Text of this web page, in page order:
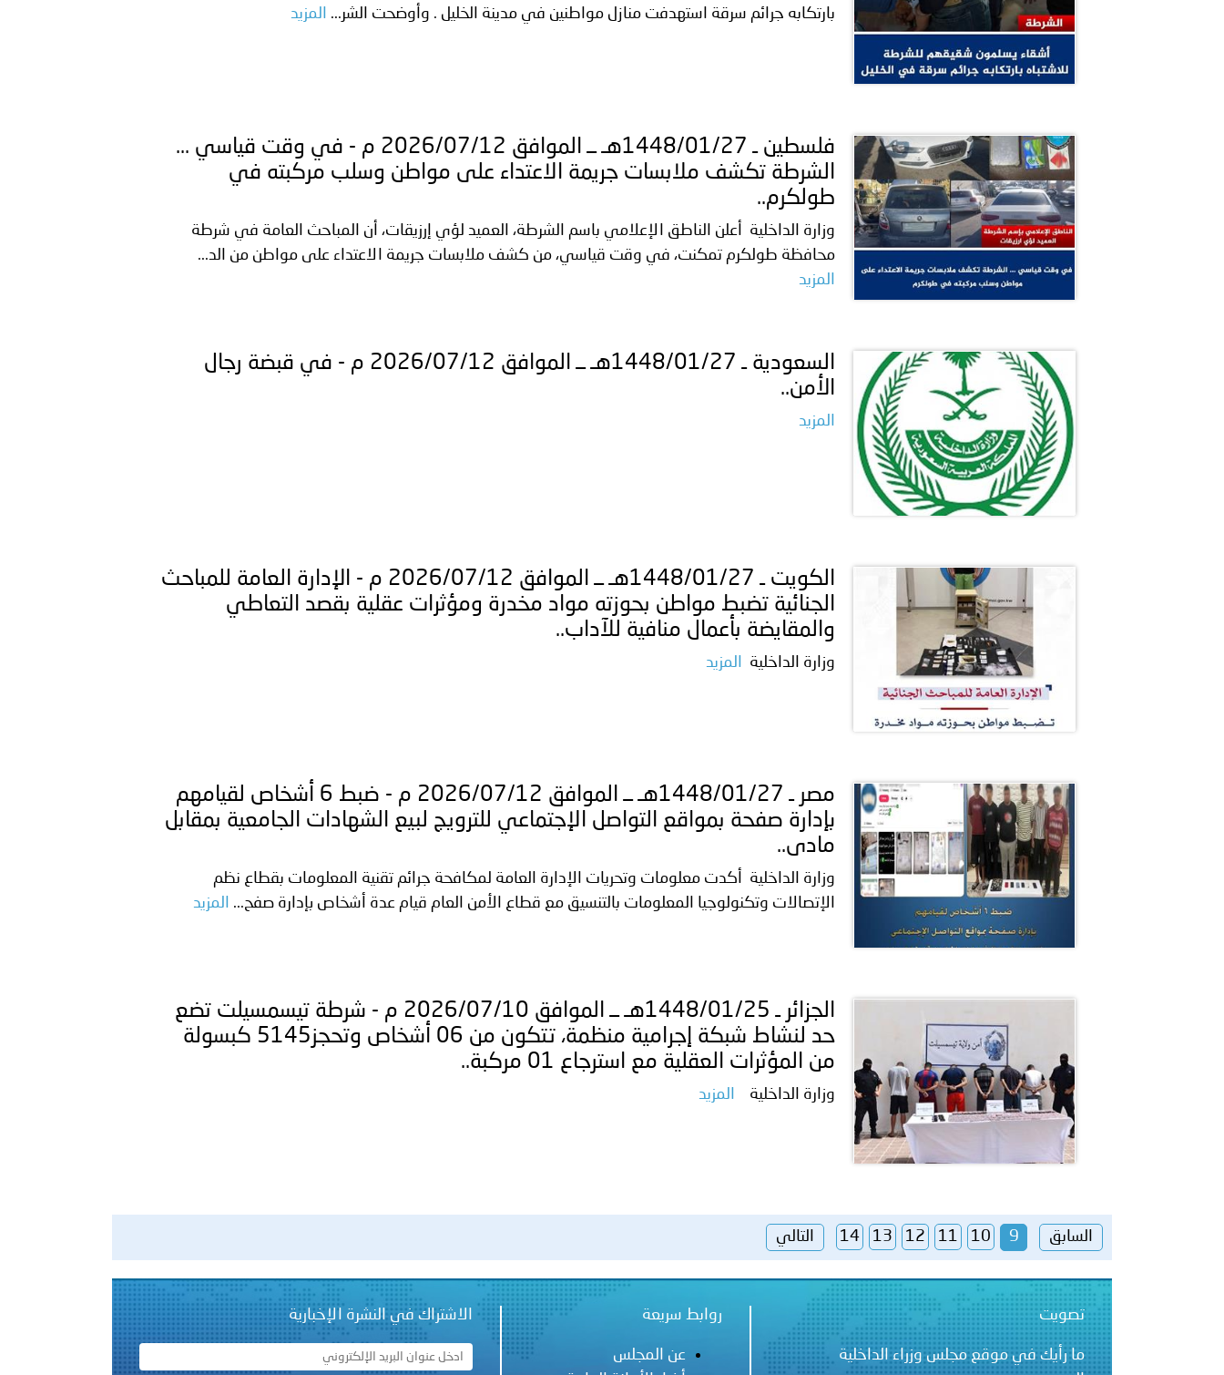
بارتكابه جرائم سرقة استهدفت منازل مواطنين في مدينة الخليل . وأوضحت الشر...
المزيد
فلسطين ـ 1448/01/27هـ ــ الموافق 2026/07/12 م - في وقت قياسي ...
الشرطة تكشف ملابسات جريمة الاعتداء على مواطن وسلب مركبته في
طولكرم..
وزارة الداخلية أعلن الناطق الإعلامي باسم الشرطة، العميد لؤي إرزيقات، أن المباحث العامة في شرطة
محافظة طولكرم تمكنت، في وقت قياسي، من كشف ملابسات جريمة الاعتداء على مواطن من الد...
المزيد
السعودية ـ 1448/01/27هـ ــ الموافق 2026/07/12 م - ‏في قبضة رجال
الأمن..
المزيد
الكويت ـ 1448/01/27هـ ــ الموافق 2026/07/12 م - الإدارة العامة للمباحث
الجنائية ​تضبط مواطن بحوزته مواد مخدرة ومؤثرات عقلية بقصد التعاطي
والمقايضة بأعمال منافية للآداب..
وزارة الداخلية المزيد
مصر ـ 1448/01/27هـ ــ الموافق 2026/07/12 م - ضبط 6 أشخاص لقيامهم
بإدارة صفحة بمواقع التواصل الإجتماعي للترويج لبيع الشهادات الجامعية بمقابل
مادى..
وزارة الداخلية أكدت معلومات وتحريات الإدارة العامة لمكافحة جرائم تقنية المعلومات بقطاع نظم
الإتصالات وتكنولوجيا المعلومات بالتنسيق مع قطاع الأمن العام قيام عدة أشخاص بإدارة صفح...
المزيد
الجزائر ـ 1448/01/25هـ ــ الموافق 2026/07/10 م - ‏شرطة تيسمسيلت تضع
حد لنشاط شبكة إجرامية منظمة، تتكون من 06 أشخاص وتحجز5145 كبسولة
من المؤثرات العقلية مع استرجاع 01 مركبة..
وزارة الداخلية المزيد
السابق 9
10
11
12
13
14 التالي
تصويت
ما رأيك في موقع مجلس وزراء الداخلية
روابط سريعة
عن المجلس
الاشتراك في النشرة الإخبارية